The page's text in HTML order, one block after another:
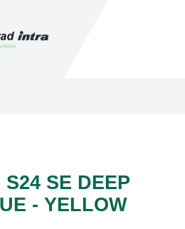
SE DEEP
- YELLOW